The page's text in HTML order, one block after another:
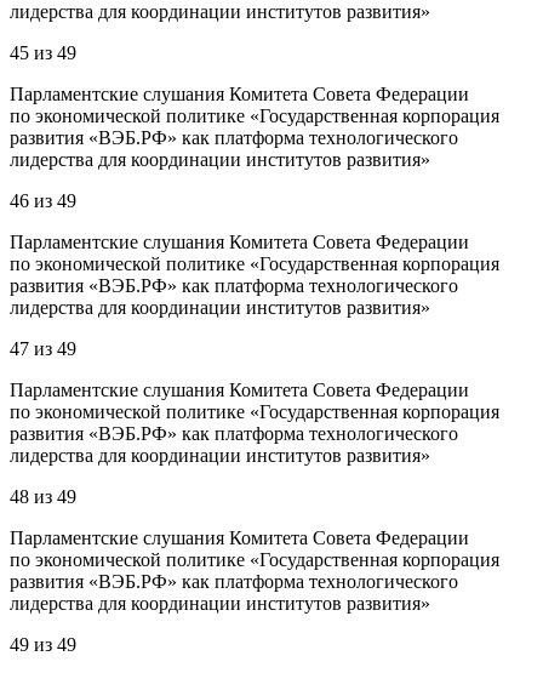
лидерства для координации институтов развития»
45 из 49
Парламентские слушания Комитета Совета Федерации
по экономической политике «Государственная корпорация
развития «ВЭБ.РФ» как платформа технологического
лидерства для координации институтов развития»
46 из 49
Парламентские слушания Комитета Совета Федерации
по экономической политике «Государственная корпорация
развития «ВЭБ.РФ» как платформа технологического
лидерства для координации институтов развития»
47 из 49
Парламентские слушания Комитета Совета Федерации
по экономической политике «Государственная корпорация
развития «ВЭБ.РФ» как платформа технологического
лидерства для координации институтов развития»
48 из 49
Парламентские слушания Комитета Совета Федерации
по экономической политике «Государственная корпорация
развития «ВЭБ.РФ» как платформа технологического
лидерства для координации институтов развития»
49 из 49